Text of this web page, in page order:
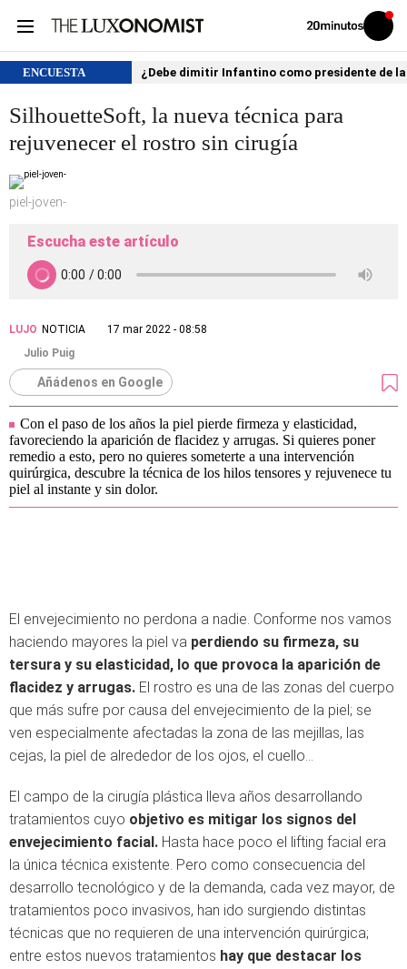
Volver
Iniciar
sesión
ENCUESTA ¿Debe dimitir Infantino como presidente de
SilhouetteSoft, la nueva técnica para
rejuvenecer el rostro sin cirugía
piel-joven-
Escucha este artículo
LUJO NOTICIA
17 mar 2022 - 08:58
Julio Puig
Añádenos en Google
Con el paso de los años la piel pierde firmeza y elasticidad,
favoreciendo la aparición de flacidez y arrugas. Si quieres poner
remedio a esto, pero no quieres someterte a una intervención
quirúrgica, descubre la técnica de los hilos tensores y rejuvenece tu
piel al instante y sin dolor.
El envejecimiento no perdona a nadie. Conforme nos vamos
haciendo mayores la piel va perdiendo su firmeza, su
tersura y su elasticidad, lo que provoca la aparición de
flacidez y arrugas. El rostro es una de las zonas del cuerpo
que más sufre por causa del envejecimiento de la piel; se
ven especialmente afectadas la zona de las mejillas, las
cejas, la piel de alrededor de los ojos, el cuello…
El campo de la cirugía plástica lleva años desarrollando
tratamientos cuyo objetivo es mitigar los signos del
envejecimiento facial. Hasta hace poco el lifting facial era
la única técnica existente. Pero como consecuencia del
desarrollo tecnológico y de la demanda, cada vez mayor, de
tratamientos poco invasivos, han ido surgiendo distintas
técnicas que no requieren de una intervención quirúrgica;
entre estos nuevos tratamientos hay que destacar los